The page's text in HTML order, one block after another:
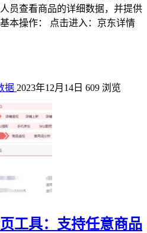
员查看商品的详细数据，并提供
本操作： 点击进入：京东详情
据 2023年12月14日 609 浏览
工具：支持任意商品